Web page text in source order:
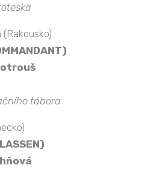
(Rakousko)
tábora